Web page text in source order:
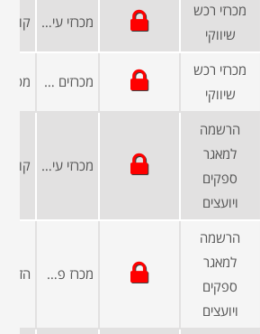
מכרזי רכש
שיווקי
מכרזי עיריות ומועצות
מכרזי רכש
שיווקי
מכרזים פומביים
הרשמה
למאגר
ספקים
ויועצים
מכרזי עיריות ומועצות
הרשמה
למאגר
ספקים
ויועצים
מכרז פרטי